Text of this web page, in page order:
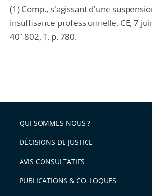
(1) Comp., s'agissant d'une
insuffisance professionnelle, CE, 7
401802, T. p. 780.
QUI SOMMES-NOUS ?
DÉCISIONS DE JUSTICE
AVIS CONSULTATIFS
PUBLICATIONS & COLLOQUES